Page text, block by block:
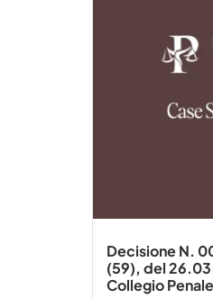
Decisione N.
(59), del
Collegio Penale